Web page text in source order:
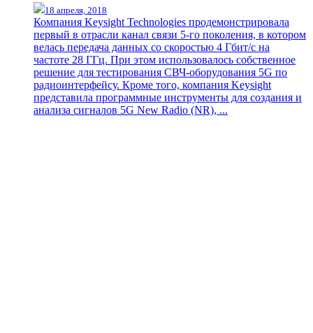
18 апреля, 2018
Компания Keysight Technologies продемонстрировала
первый в отрасли канал связи 5-го поколения, в котором
велась передача данных со скоростью 4 Гбит/с на
частоте 28 ГГц. При этом использовалось собственное
решение для тестирования СВЧ-оборудования 5G по
радиоинтерфейсу. Кроме того, компания Keysight
представила программные инструменты для создания и
анализа сигналов 5G New Radio (NR), ...